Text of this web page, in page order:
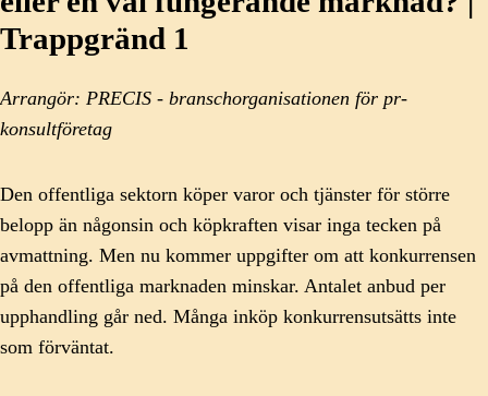
Trappgränd 1
Arrangör: PRECIS - branschorganisationen för pr-
konsultföretag
Den offentliga sektorn köper varor och tjänster för större
belopp än någonsin och köpkraften visar inga tecken på
avmattning. Men nu kommer uppgifter om att konkurrensen
på den offentliga marknaden minskar. Antalet anbud per
upphandling går ned. Många inköp konkurrensutsätts inte
som förväntat.